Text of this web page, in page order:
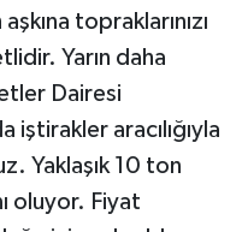
topraklarınızı
Yarın daha
Dairesi
iştirakler aracılığıyla
Yaklaşık 10 ton
oluyor. Fiyat